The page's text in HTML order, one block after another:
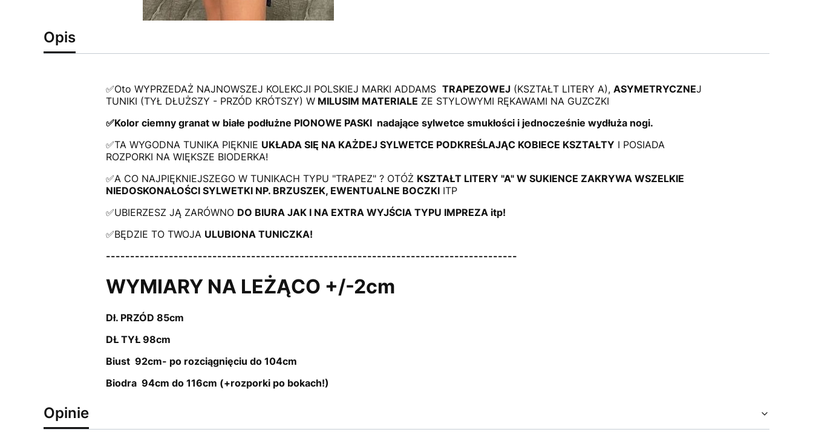
Opis
✅Oto WYPRZEDAŻ NAJNOWSZEJ KOLEKCJI POLSKIEJ MARKI ADDAMS TRAPEZOWEJ (KSZTAŁT LITERY A), ASYMETRYCZNEJ
TUNIKI (TYŁ DŁUŻSZY - PRZÓD KRÓTSZY) W MILUSIM MATERIALE ZE STYLOWYMI RĘKAWAMI NA GUZCZKI
✅Kolor ciemny granat w białe podłużne PIONOWE PASKI nadające sylwetce smukłości i jednocześnie wydłuża nogi.
✅TA WYGODNA TUNIKA PIĘKNIE UKŁADA SIĘ NA KAŻDEJ SYLWETCE PODKREŚLAJĄC KOBIECE KSZTAŁTY I POSIADA
ROZPORKI NA WIĘKSZE BIODERKA!
✅A CO NAJPIĘKNIEJSZEGO W TUNIKACH TYPU "TRAPEZ" ? OTÓŻ KSZTAŁT LITERY "A" W SUKIENCE ZAKRYWA WSZELKIE
NIEDOSKONAŁOŚCI SYLWETKI NP. BRZUSZEK, EWENTUALNE BOCZKI ITP
✅UBIERZESZ JĄ ZARÓWNO DO BIURA JAK I NA EXTRA WYJŚCIA TYPU IMPREZA itp!
✅BĘDZIE TO TWOJA ULUBIONA TUNICZKA!
-------------------------------------------------------------------------------------
WYMIARY NA LEŻĄCO +/-2cm
Dł. PRZÓD 85cm
DŁ TYŁ 98cm
Biust 92cm- po rozciągnięciu do 104cm
Biodra 94cm do 116cm (+rozporki po bokach!)
Opinie